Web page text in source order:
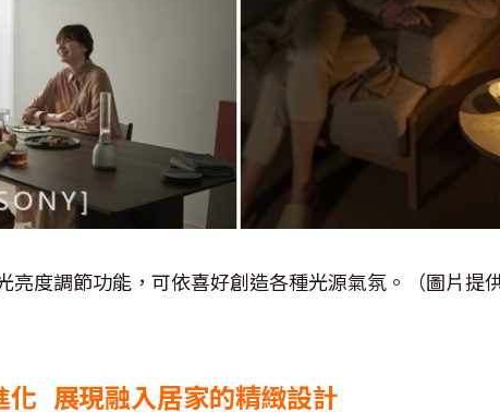
亮度調節功能，可依喜好創造各種光源氣氛。（圖片提供
化 展現融入居家的精緻設計